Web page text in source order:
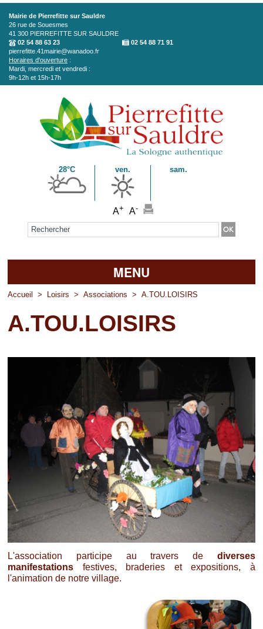
Aller au contenu principal
Mairie de Pierrefitte sur Sauldre
26 rue de Souesmes
41 300 PIERREFITTE SUR SAULDRE
02 54 88 63 23
02 54 88 71 91
pierrefitte.41mairie@wanadoo.fr
Horaires d'ouverture :
Mardi, mercredi et vendredi :
9h-12h et 15h-17h
28°C ven. sam.
A+ A-
Formulaire de recherche
MENU
Accueil
La mairie
Vos professionnels
Loisirs
Accueil > Loisirs > Associations > A.TOU.LOISIRS
A.TOU.LOISIRS
L'association participe au travers de diverses
manifestations festives, braderies et expositions, à
l'animation de notre village.